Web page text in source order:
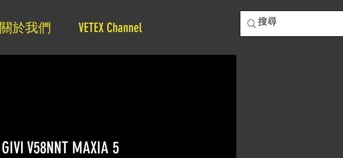
關於我們 VETEX Channel
GIVI V58NNT MAXIA 5